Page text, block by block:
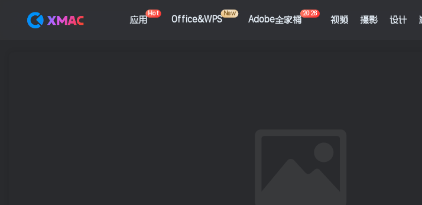
应用
Hot
Office&WPS
New
Adobe全家桶
2026
视频 摄影 设计